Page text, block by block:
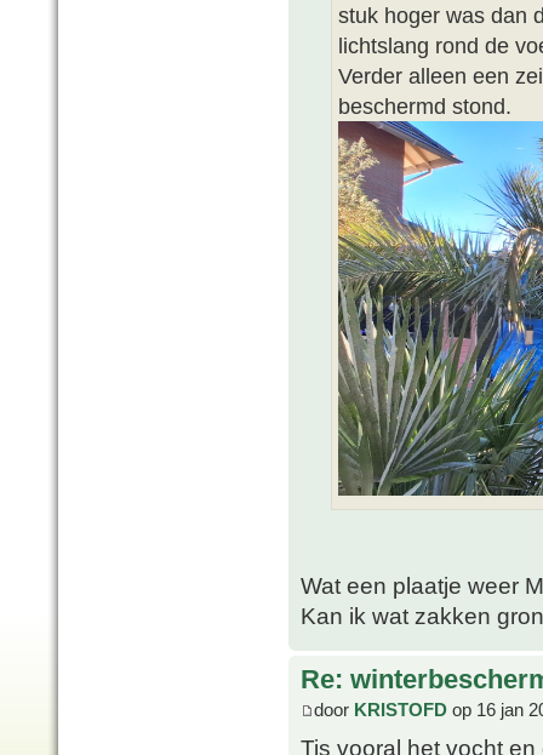
stuk hoger was dan
lichtslang rond de
Verder alleen een
beschermd stond.
Wat een plaatje weer
Kan ik wat zakken
Re:
door KRISTOFD op 16 jan
Tis vooral het vocht